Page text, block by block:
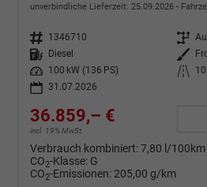
unverbindliche Lieferzeit: 25.09.2026
Fahrzeugnr. 1346710 Getriebe
Kraftstoff
Diesel Außenfarbe
Leistung
100 kW (136 PS) Kilometerstand
31.07.2026
36.859,– €
incl. 19% MwSt.
Verbrauch kombiniert:7,80 l/100km
CO2-Klasse: G
CO2-Emissionen: 205,00 g/km